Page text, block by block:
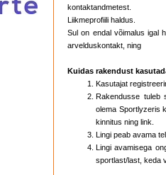
kontaktandmetest.
Liikmeprofiili haldus.
Sul on endal võimalus igal
arvelduskontakt, ning
Kuidas rakendust
Kasutajat
Rakendusse tuleb
olema Sportlyzeris
kinnitus ning link.
Lingi peab avama
Lingi avamisega
sportlast/last, keda